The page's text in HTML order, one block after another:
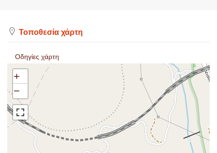
Τοποθεσία χάρτη
Οδηγίες χάρτη
+
−